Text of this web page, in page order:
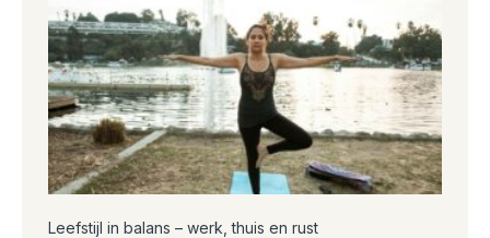
Leefstijl in balans – werk, thuis en rust